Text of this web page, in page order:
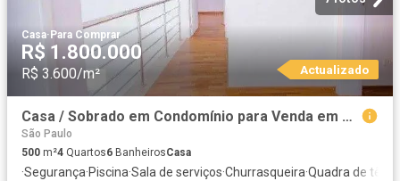
Casa· Para Comprar
R$ 1.800.000
R$ 3.600/m² Actualizado
Casa / Sobrado em Condomínio para Venda em Cotia/SP São Paulo II 4 Quartos
São Paulo
500 m²4 Quartos6 BanheirosCasa
·Segurança·Piscina·Sala de serviços·Churrasqueira·Quadra de tênis